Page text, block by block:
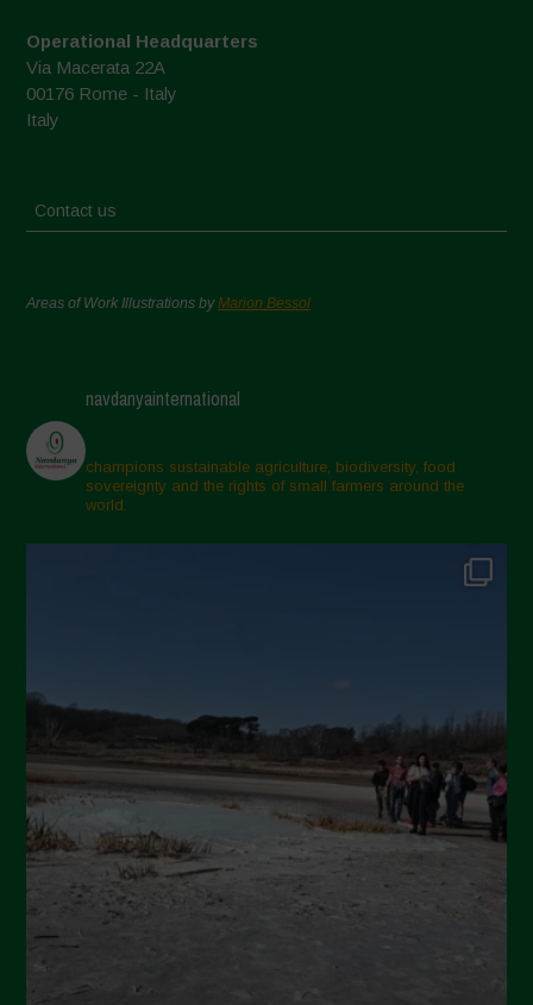
Operational Headquarters
Via Macerata 22A
00176 Rome - Italy
Italy
Contact us
Areas of Work Illustrations byMarion Bessol
navdanyainternational
champions sustainable agriculture, biodiversity, food
sovereignty and the rights of small farmers around the
world.